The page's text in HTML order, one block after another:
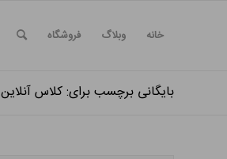
خانه وبلاگ فروشگاه
بایگانی برچسب برای: کلاس آنلاین